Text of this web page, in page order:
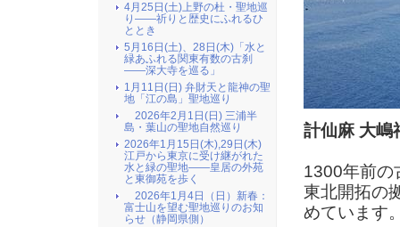
計仙麻 大嶋
1300年前の
東北開拓の
めています
4月25日(土)上野の杜・聖地巡
り――祈りと歴史にふれるひ
ととき
5月16日(土)、28日(木)「水と
緑あふれる関東有数の古刹
――深大寺を巡る」
1月11日(日) 弁財天と龍神の聖
地「江の島」聖地巡り
2026年2月1日(日) 三浦半
島・葉山の聖地自然巡り
2026年1月15日(木),29日(木)
江戸から東京に受け継がれた
水と緑の聖地――皇居の外苑
と東御苑を歩く
2026年1月4日（日）新春：
富士山を望む聖地巡りのお知
らせ（静岡県側）